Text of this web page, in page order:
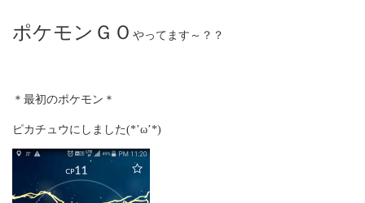
ポケモンＧＯ やってます～？？
＊最初のポケモン＊
ピカチュウにしました(*’ω’*)